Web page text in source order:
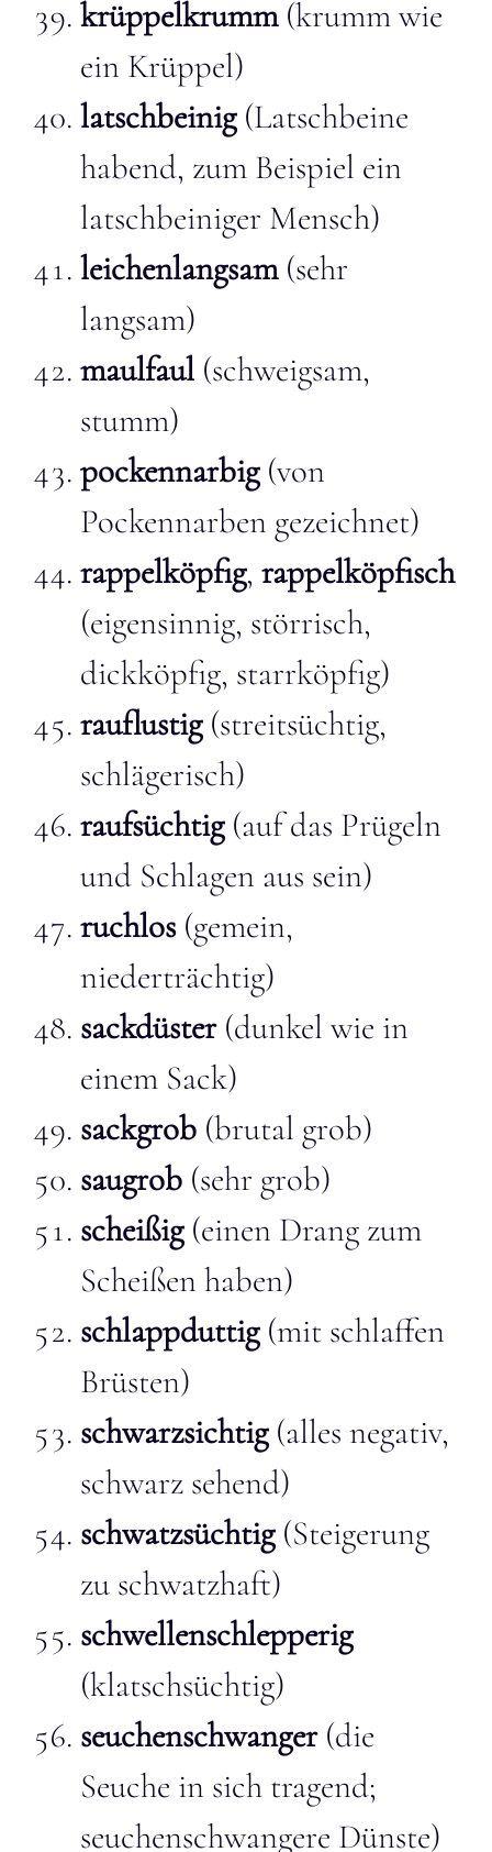
krüppelkrumm (krumm wie
ein Krüppel)
latschbeinig (Latschbeine
habend, zum Beispiel ein
latschbeiniger Mensch)
leichenlangsam (sehr
langsam)
maulfaul (schweigsam,
stumm)
pockennarbig (von
Pockennarben gezeichnet)
rappelköpfig, rappelköpfisch
(eigensinnig, störrisch,
dickköpfig, starrköpfig)
rauflustig (streitsüchtig,
schlägerisch)
raufsüchtig (auf das Prügeln
und Schlagen aus sein)
ruchlos (gemein,
niederträchtig)
sackdüster (dunkel wie in
einem Sack)
sackgrob (brutal grob)
saugrob (sehr grob)
scheißig (einen Drang zum
Scheißen haben)
schlappduttig (mit schlaffen
Brüsten)
schwarzsichtig(alles negativ,
schwarz sehend)
schwatzsüchtig (Steigerung
zu schwatzhaft)
schwellenschlepperig
(klatschsüchtig)
seuchenschwanger (die
Seuche in sich tragend;
seuchenschwangere Dünste)